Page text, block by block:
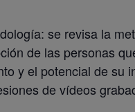
se revisa la
de las personas
y el potencial de su
de vídeos